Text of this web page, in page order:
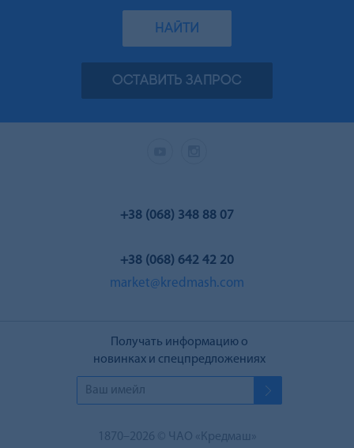
НАЙТИ
ОСТАВИТЬ ЗАПРОС
+38 (068) 348 88 07
+38 (068) 642 42 20
market@kredmash.com
1870–2026 © ЧАО «Кредмаш»
Получать информацию о
новинках и спецпредложениях